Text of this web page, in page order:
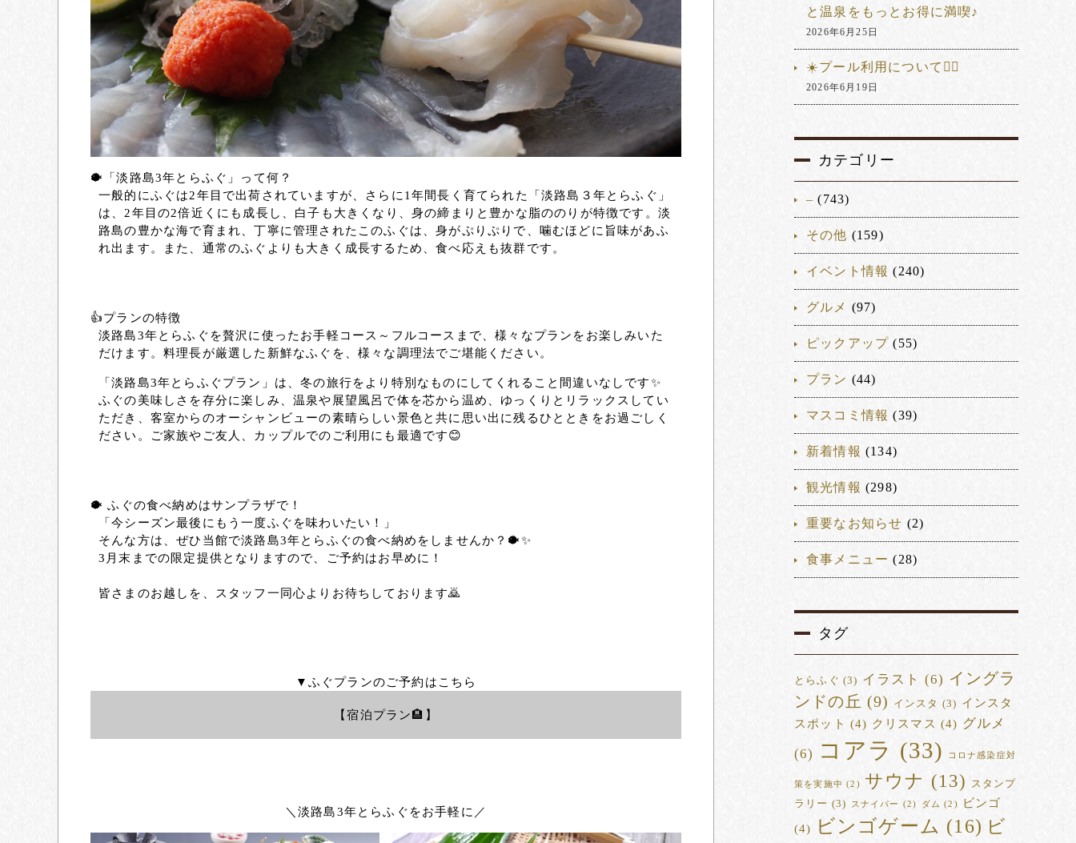
🐡「淡路島3年とらふぐ」って何？
一般的にふぐは2年目で出荷されていますが、さらに1年間長く育てられた「淡路島３年とらふぐ」
は、2年目の2倍近くにも成長し、白子も大きくなり、身の締まりと豊かな脂ののりが特徴です。淡
路島の豊かな海で育まれ、丁寧に管理されたこのふぐは、身がぷりぷりで、噛むほどに旨味があふ
れ出ます。また、通常のふぐよりも大きく成長するため、食べ応えも抜群です。
👍プランの特徴
淡路島3年とらふぐを贅沢に使ったお手軽コース～フルコースまで、様々なプランをお楽しみいた
だけます。料理長が厳選した新鮮なふぐを、様々な調理法でご堪能ください。
「淡路島3年とらふぐプラン」は、冬の旅行をより特別なものにしてくれること間違いなしです✨
ふぐの美味しさを存分に楽しみ、温泉や展望風呂で体を芯から温め、ゆっくりとリラックスしてい
ただき、客室からのオーシャンビューの素晴らしい景色と共に思い出に残るひとときをお過ごしく
ださい。ご家族やご友人、カップルでのご利用にも最適です😊
🐡 ふぐの食べ納めはサンプラザで！
「今シーズン最後にもう一度ふぐを味わいたい！」
そんな方は、ぜひ当館で淡路島3年とらふぐの食べ納め をしませんか？🐡✨
3月末までの限定提供となりますので、ご予約はお早めに！
皆さまのお越しを、スタッフ一同心よりお待ちしております🙇
▼ふぐプランのご予約はこちら
【宿泊プラン🏨】
＼淡路島3年とらふぐをお手軽に／
と温泉をもっとお得に満喫♪
2026年6月25日
☀️プール利用について🏊‍♂️
2026年6月19日
カテゴリー
– (743)
その他 (159)
イベント情報 (240)
グルメ (97)
ピックアップ (55)
プラン (44)
マスコミ情報 (39)
新着情報 (134)
観光情報 (298)
重要なお知らせ (2)
食事メニュー (28)
タグ
とらふぐ (3) イラスト (6) イングラ
ンドの丘 (9) インスタ (3) インスタ
スポット (4) クリスマス (4) グルメ
(6)
コアラ (33) コロナ感染症対
策を実施中 (2) サウナ (13)
スタンプ
ラリー (3) スナイパー (2) ダム (2)
ビンゴ
(4)
ビンゴゲーム (16) ビ